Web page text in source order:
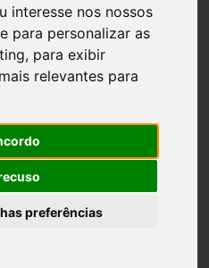
interesse nos nossos
para personalizar as
, para exibir
relevantes para
preferências